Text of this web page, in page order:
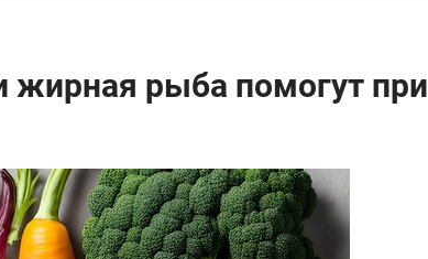
жирная рыба помогут при